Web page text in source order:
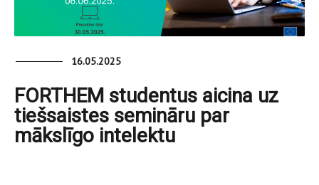
16.05.2025
FORTHEM studentus aicina uz
tiešsaistes semināru par
mākslīgo intelektu